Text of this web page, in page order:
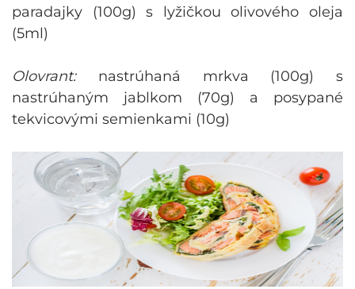
paradajky (100g) s lyžičkou olivového oleja
(5ml)
Olovrant:nastrúhaná mrkva (100g) s
nastrúhaným jablkom (70g) a posypané
tekvicovými semienkami (10g)